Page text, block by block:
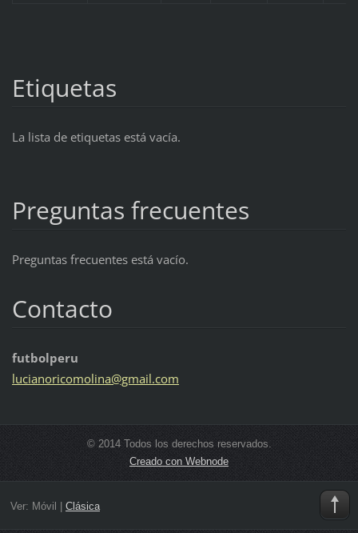
Etiquetas
La lista de etiquetas está vacía.
Preguntas frecuentes
Preguntas frecuentes está vacío.
Contacto
futbolperu
lucianoricomolina@gmail.com
© 2014 Todos los derechos reservados.
Creado con Webnode
Ver: Móvil Clásica